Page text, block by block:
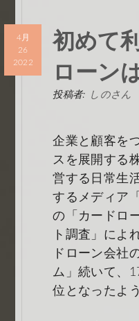
初めて
ローン
4月
26
2022
投稿者: しのさん
企業と顧客を
スを展開する
営する日常生
するメディア
の「カードロ
ト調査」によ
ドローン会社
ム」続いて、
位となったよ